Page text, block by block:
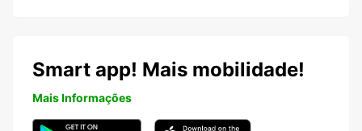
Smart app! Mais mobilidade!
Mais Informações